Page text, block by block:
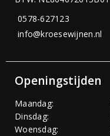
0578-627123
info@kroesewijnen.nl
Openingstijden
Maandag:
Dinsdag:
Woensdag: